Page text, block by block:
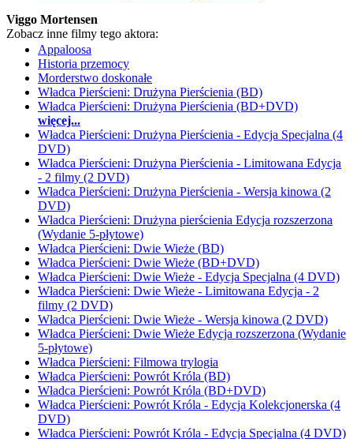
Viggo Mortensen
Zobacz inne filmy tego aktora:
Appaloosa
Historia przemocy
Morderstwo doskonałe
Władca Pierścieni: Drużyna Pierścienia (BD)
Władca Pierścieni: Drużyna Pierścienia (BD+DVD)
więcej...
Władca Pierścieni: Drużyna Pierścienia - Edycja Specjalna (4
DVD)
Władca Pierścieni: Drużyna Pierścienia - Limitowana Edycja
- 2 filmy (2 DVD)
Władca Pierścieni: Drużyna Pierścienia - Wersja kinowa (2
DVD)
Władca Pierścieni: Drużyna pierścienia Edycja rozszerzona
(Wydanie 5-płytowe)
Władca Pierścieni: Dwie Wieże (BD)
Władca Pierścieni: Dwie Wieże (BD+DVD)
Władca Pierścieni: Dwie Wieże - Edycja Specjalna (4 DVD)
Władca Pierścieni: Dwie Wieże - Limitowana Edycja - 2
filmy (2 DVD)
Władca Pierścieni: Dwie Wieże - Wersja kinowa (2 DVD)
Władca Pierścieni: Dwie Wieże Edycja rozszerzona (Wydanie
5-płytowe)
Władca Pierścieni: Filmowa trylogia
Władca Pierścieni: Powrót Króla (BD)
Władca Pierścieni: Powrót Króla (BD+DVD)
Władca Pierścieni: Powrót Króla - Edycja Kolekcjonerska (4
DVD)
Władca Pierścieni: Powrót Króla - Edycja Specjalna (4 DVD)